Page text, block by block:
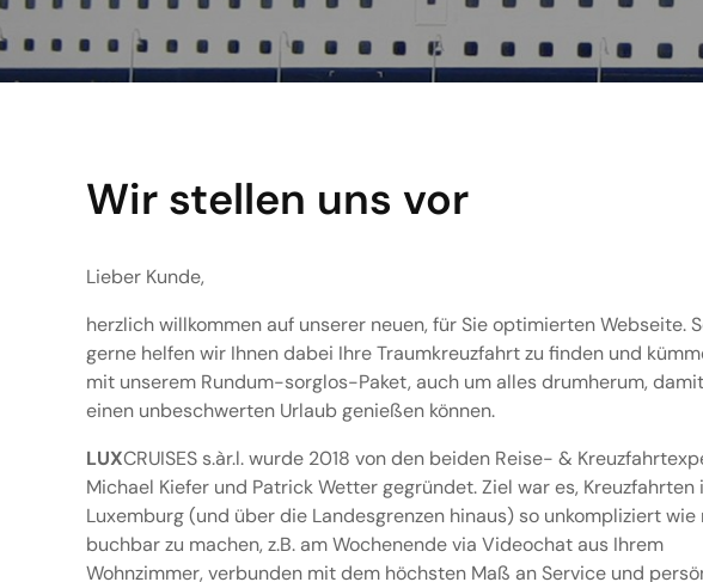
Wir stellen uns vor
Lieber Kunde,
herzlich willkommen auf unserer neuen, für Sie optimierten Webseite.
gerne helfen wir Ihnen dabei Ihre Traumkreuzfahrt zu finden und
mit unserem Rundum-sorglos-Paket, auch um alles drumherum,
einen unbeschwerten Urlaub genießen können.
LUXCRUISES s.àr.l. wurde 2018 von den beiden Reise- &
Michael Kiefer und Patrick Wetter gegründet. Ziel war es, Kreuzfahrten
Luxemburg (und über die Landesgrenzen hinaus) so unkompliziert wie
buchbar zu machen, z.B. am Wochenende via Videochat aus Ihrem
Wohnzimmer, verbunden mit dem höchsten Maß an Service und